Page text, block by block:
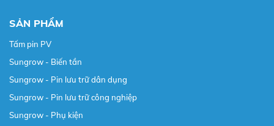
SẢN PHẨM
Tấm pin PV
Sungrow - Biến tần
Sungrow - Pin lưu trữ dân dụng
Sungrow - Pin lưu trữ công nghiệp
Sungrow - Phụ kiện